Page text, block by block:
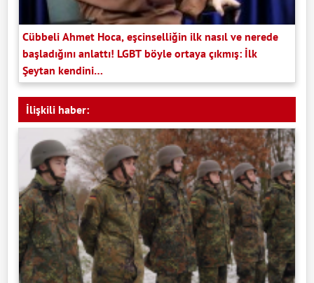
Cübbeli Ahmet Hoca, eşcinselliğin ilk nasıl ve nerede
başladığını anlattı! LGBT böyle ortaya çıkmış: İlk
Şeytan kendini…
İlişkili haber: